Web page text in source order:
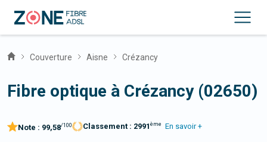
Couverture Aisne Crézancy
Fibre optique à Crézancy (02650)
Note : 99,58/100 Classement : 2991 ème En savoir +